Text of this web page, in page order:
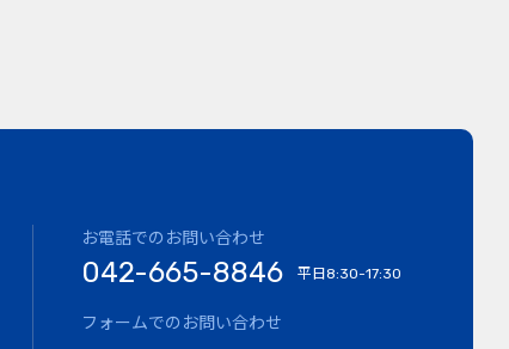
お電話でのお問い合わせ
042-665-8846 平日8:30-17:30
フォームでのお問い合わせ